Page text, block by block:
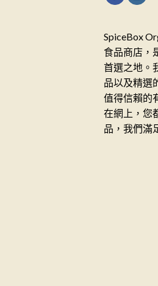
SpiceBox
食品商店，
首選之地。
品以及精選
值得信賴的
在網上，您
品，我們滿